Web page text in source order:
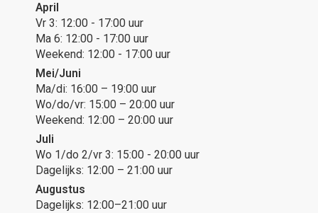
April
Vr 3: 12:00 - 17:00 uur
Ma 6: 12:00 - 17:00 uur
Weekend: 12:00 - 17:00 uur
Mei/Juni
Ma/di: 16:00 – 19:00 uur
Wo/do/vr: 15:00 – 20:00 uur
Weekend: 12:00 – 20:00 uur
Juli
Wo 1/do 2/vr 3: 15:00 - 20:00 uur
Dagelijks: 12:00 – 21:00 uur
Augustus
Dagelijks: 12:00–21:00 uur